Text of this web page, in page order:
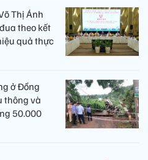
Thị Ánh
theo kết
quả thực
ở Đồng
thông và
50.000